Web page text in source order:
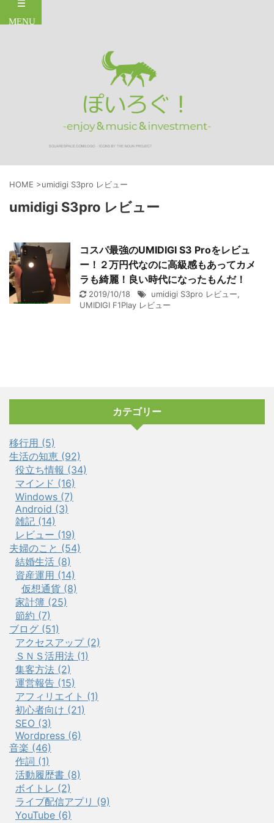
HOME >umidigi S3pro レビュー
umidigi S3pro レビュー
コスパ最強のUMIDIGI S3 Proをレビュ
ー！２万円代なのに高級感もあってカメ
ラも綺麗！良い時代になったもんだ！
2019/10/18 umidigi S3pro レビュー,
UMIDIGI F1Play レビュー
カテゴリー
移行用 (5)
生活の知恵 (92)
役立ち情報 (34)
マインド (16)
Windows (7)
Android (3)
雑記 (14)
レビュー (19)
夫婦のこと (54)
結婚生活 (8)
資産運用 (14)
仮想通貨 (8)
家計簿 (25)
節約 (7)
ブログ (51)
アクセスアップ (2)
ＳＮＳ活用法 (1)
集客方法 (2)
運営報告 (15)
アフィリエイト (1)
初心者向け (21)
SEO (3)
Wordpress (6)
音楽 (46)
作詞 (1)
活動履歴書 (8)
ボイトレ (2)
ライブ配信アプリ (9)
YouTube (6)